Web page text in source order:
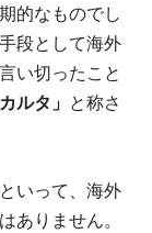
的なものでし
段として海外
い切ったこと
ルタ」 と称さ
いって、海外
ありません。